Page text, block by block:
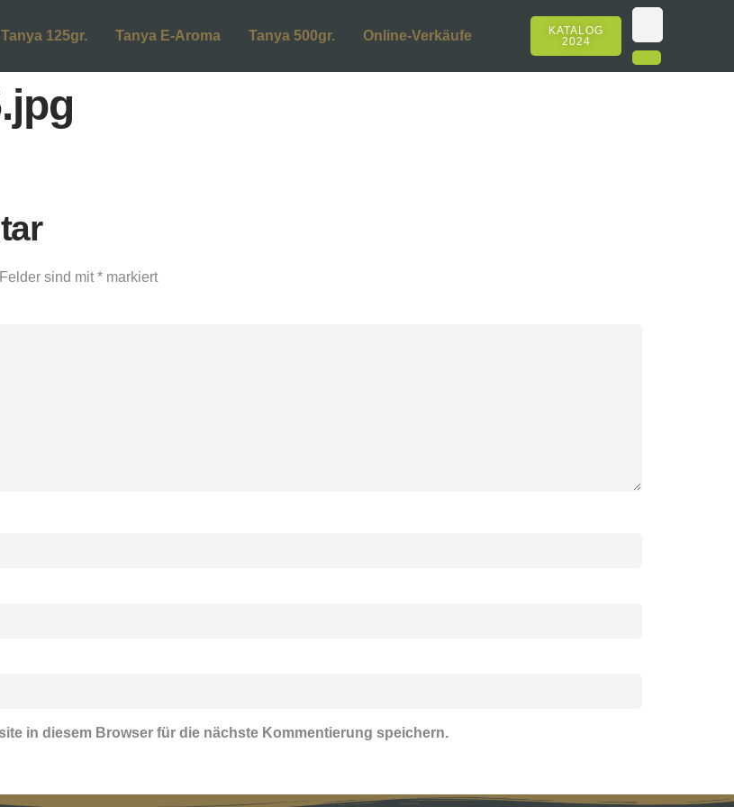
Tanya 125gr. Tanya E-Aroma Tanya 500gr. Online-Verkäufe
KATALOG
2024
sind mit * markiert
in diesem Browser für die nächste Kommentierung speichern.